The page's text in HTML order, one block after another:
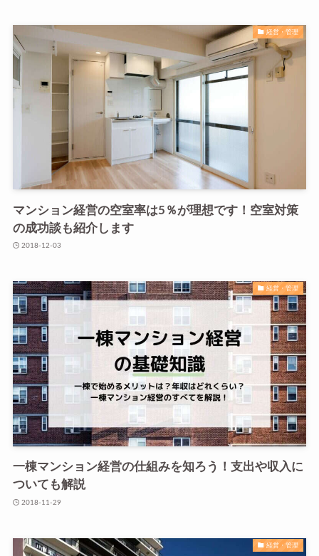
経営・管理
マンション経営の空室率は5％が理想です！空室対策
の成功談も紹介します
2018-12-03
経営・管理
一棟マンション経営の仕組みを知ろう！支出や収入に
ついても解説
2018-11-29
経営・管理